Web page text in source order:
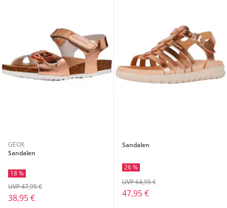
GEOX
Sandalen
18 %
38,95 €
UVP 47,95 €
Sandalen
26 %
47,95 €
UVP 64,95 €